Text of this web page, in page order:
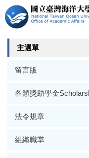
跳
到
主
要
主選單
留言版
各類獎助學金
法令規章
組織職掌